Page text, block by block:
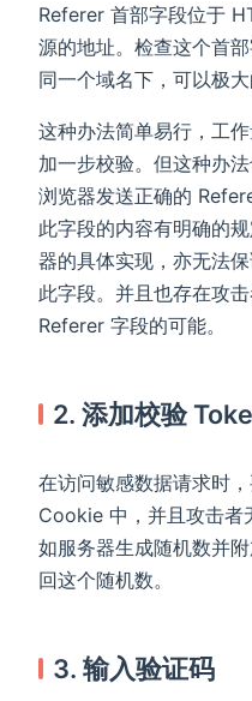
Referer 首部字段位于
源的地址。检查这个首
同一个域名下，可以极大
这种办法简单易行，工
加一步校验。但这种办
浏览器发送正确的
此字段的内容有明确的
器的具体实现，亦无法
此字段。并且也存在攻
Referer 字段的可能。
2. 添加校验
在访问敏感数据请求时
Cookie 中，并且攻击者
如服务器生成随机数并
回这个随机数。
3. 输入验证码